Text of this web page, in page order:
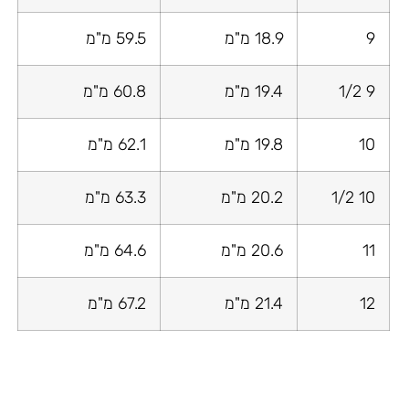
9 18.9 מ"מ 59.5 מ"מ
9 1/2 19.4 מ"מ 60.8 מ"מ
10 19.8 מ"מ 62.1 מ"מ
10 1/2 20.2 מ"מ 63.3 מ"מ
11 20.6 מ"מ 64.6 מ"מ
12 21.4 מ"מ 67.2 מ"מ